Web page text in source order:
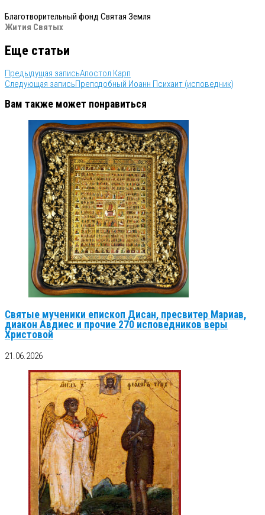
Благотворительный фонд Святая Земля
Жития Святых
Еще статьи
Предыдущая записьАпостол Карп
Следующая записьПреподобный Иоанн Психаит (исповедник)
Вам также может понравиться
Святые мученики епископ Дисан, пресвитер Мариав,
диакон Авдиес и прочие 270 исповедников веры
Христовой
21.06.2026